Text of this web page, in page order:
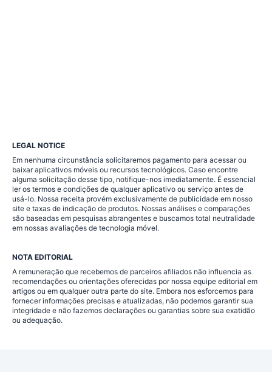
LEGAL NOTICE
Em nenhuma circunstância solicitaremos pagamento para acessar ou
baixar aplicativos móveis ou recursos tecnológicos. Caso encontre
alguma solicitação desse tipo, notifique-nos imediatamente. É essencial
ler os termos e condições de qualquer aplicativo ou serviço antes de
usá-lo. Nossa receita provém exclusivamente de publicidade em nosso
site e taxas de indicação de produtos. Nossas análises e comparações
são baseadas em pesquisas abrangentes e buscamos total neutralidade
em nossas avaliações de tecnologia móvel.
NOTA EDITORIAL
A remuneração que recebemos de parceiros afiliados não influencia as
recomendações ou orientações oferecidas por nossa equipe editorial em
artigos ou em qualquer outra parte do site. Embora nos esforcemos para
fornecer informações precisas e atualizadas, não podemos garantir sua
integridade e não fazemos declarações ou garantias sobre sua exatidão
ou adequação.